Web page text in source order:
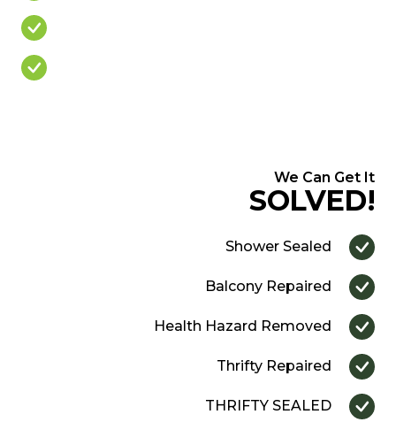
We Can Get It
SOLVED!
Shower Sealed
Balcony Repaired
Health Hazard Removed
Thrifty Repaired
THRIFTY SEALED